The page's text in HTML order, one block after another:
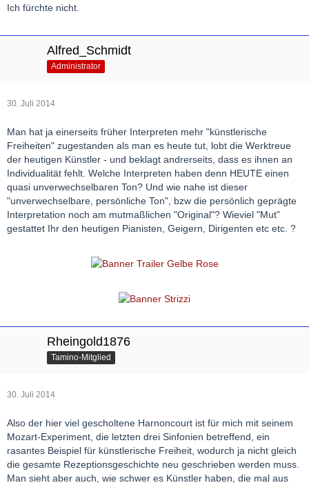
Ich fürchte nicht.
Alfred_Schmidt
Administrator
30. Juli 2014
Man hat ja einerseits früher Interpreten mehr "künstlerische
Freiheiten" zugestanden als man es heute tut, lobt die Werktreue
der heutigen Künstler - und beklagt andrerseits, dass es ihnen an
Individualität fehlt. Welche Interpreten haben denn HEUTE einen
quasi unverwechselbaren Ton? Und wie nahe ist dieser
"unverwechselbare, persönliche Ton", bzw die persönlich geprägte
Interpretation noch am mutmaßlichen "Original"? Wieviel "Mut"
gestattet Ihr den heutigen Pianisten, Geigern, Dirigenten etc etc. ?
Rheingold1876
Tamino-Mitglied
30. Juli 2014
Also der hier viel gescholtene Harnoncourt ist für mich mit seinem
Mozart-Experiment, die letzten drei Sinfonien betreffend, ein
rasantes Beispiel für künstlerische Freiheit, wodurch ja nicht gleich
die gesamte Rezeptionsgeschichte neu geschrieben werden muss.
Man sieht aber auch, wie schwer es Künstler haben, die mal aus